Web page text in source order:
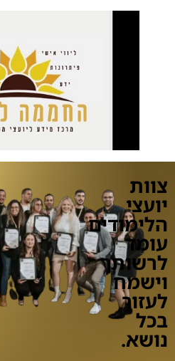
צוות
יועצי
הלימודים
עומד
לרשותך
וישמח
לעזור
בכל
נושא.